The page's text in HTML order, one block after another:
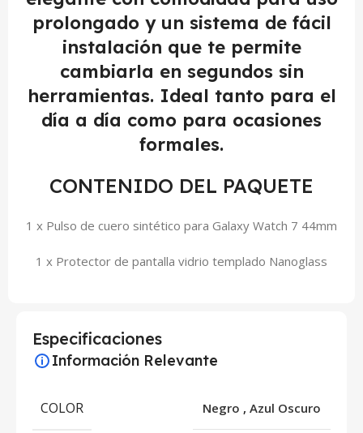
prolongado y un sistema de fácil
instalación que te permite
cambiarla en segundos sin
herramientas. Ideal tanto para el
día a día como para ocasiones
formales.
CONTENIDO DEL PAQUETE
1 x Pulso de cuero sintético para Galaxy Watch 7 44mm
1 x Protector de pantalla vidrio templado Nanoglass
Especificaciones
Información Relevante
COLOR Negro , Azul Oscuro